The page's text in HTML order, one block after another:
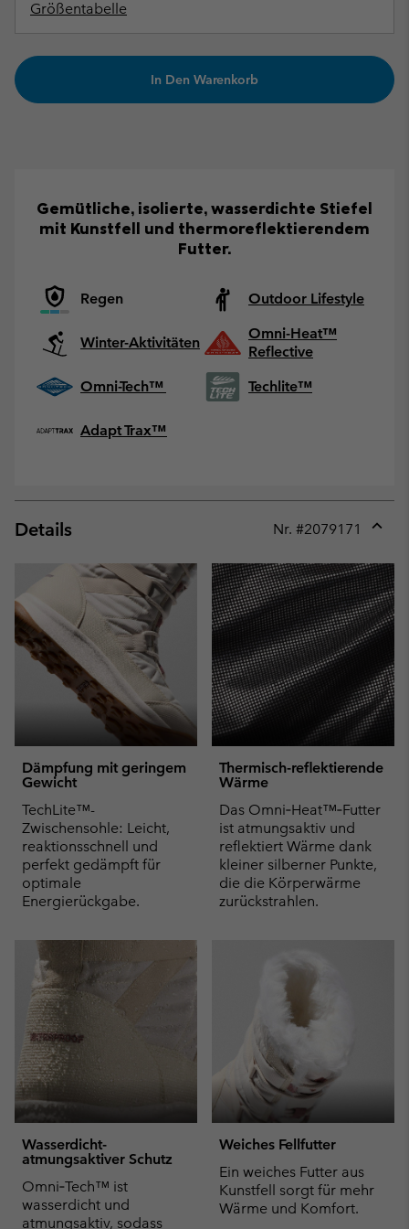
Größentabelle
In Den Warenkorb
Gemütliche, isolierte, wasserdichte Stiefel
mit Kunstfell und thermoreflektierendem
Futter.
Regen Outdoor Lifestyle
Winter-Aktivitäten
Omni-Heat™
Reflective
Omni-Tech™
Techlite™
Adapt Trax™
Details Nr. #2079171
or
Dämpfung mit geringem
Gewicht
TechLite™-
Zwischensohle: Leicht,
reaktionsschnell und
perfekt gedämpft für
optimale
Energierückgabe.
Thermisch-reflektierende
Wärme
Das Omni‑Heat™‑Futter
ist atmungsaktiv und
reflektiert Wärme dank
kleiner silberner Punkte,
die die Körperwärme
zurückstrahlen.
Wasserdicht-
atmungsaktiver Schutz
Omni‑Tech™ ist
wasserdicht und
atmungsaktiv, sodass
Weiches Fellfutter
Ein weiches Futter aus
Kunstfell sorgt für mehr
Wärme und Komfort.